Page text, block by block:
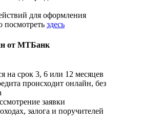
для оформления
посмотреть здесь
от МТБанк
на срок 3, 6 или 12 месяцев
происходит онлайн, без
заявки
залога и поручителей